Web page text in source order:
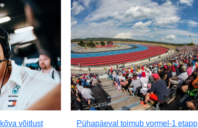
võitlust
Pühapäeval toimub vormel-1 etapp